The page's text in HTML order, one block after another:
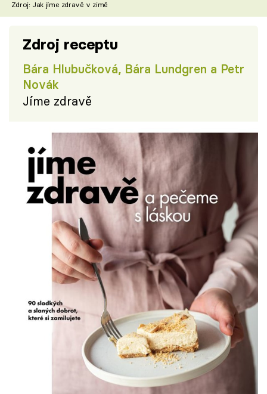
Zdroj: Jak jíme zdravě v zimě
Zdroj receptu
Bára Hlubučková, Bára Lundgren a Petr
Novák
Jíme zdravě